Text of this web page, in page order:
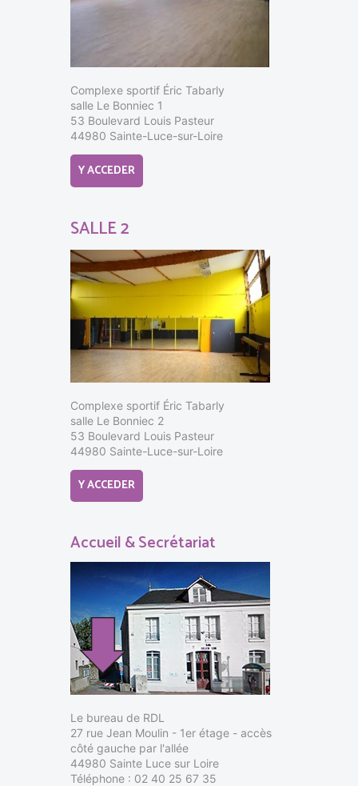
Complexe sportif Éric Tabarly
salle Le Bonniec 1
53 Boulevard Louis Pasteur
44980 Sainte-Luce-sur-Loire
Y ACCEDER
SALLE 2
Complexe sportif Éric Tabarly
salle Le Bonniec 2
53 Boulevard Louis Pasteur
44980 Sainte-Luce-sur-Loire
Y ACCEDER
Accueil & Secrétariat
Le bureau de RDL
27 rue Jean Moulin - 1er étage - accès
côté gauche par l'allée
44980 Sainte Luce sur Loire
Téléphone : 02 40 25 67 35